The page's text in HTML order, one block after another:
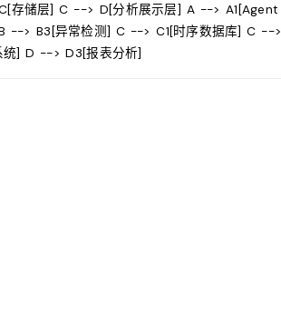
储层] C --> D[分析展示层] A --> A1[Agent
--> B3[异常检测] C --> C1[时序数据库] C -->
] D --> D3[报表分析]